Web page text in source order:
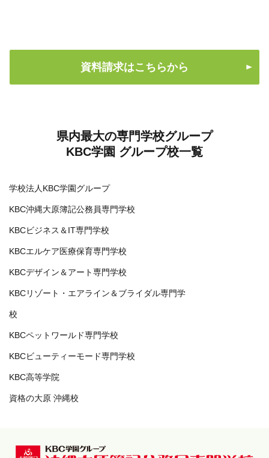
資料請求はこちらから
県内最大の専門学校グループ
KBC学園 グループ校一覧
学校法人KBC学園グループ
KBC沖縄大原簿記公務員専門学校
KBCビジネス＆IT専門学校
KBCエルケア医療保育専門学校
KBCデザイン＆アート専門学校
KBCリゾート・エアライン＆ブライダル専門学
校
KBCペットワールド専門学校
KBCビューティーモード専門学校
KBC高等学院
資格の大原 沖縄校